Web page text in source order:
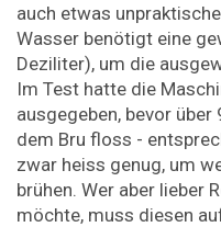
auch etwas
Wasser benötigt eine
Deziliter), um die
Im Test hatte die
ausgegeben, bevor
dem Bru floss -
zwar heiss genug, um
brühen. Wer aber lieber
möchte, muss diesen